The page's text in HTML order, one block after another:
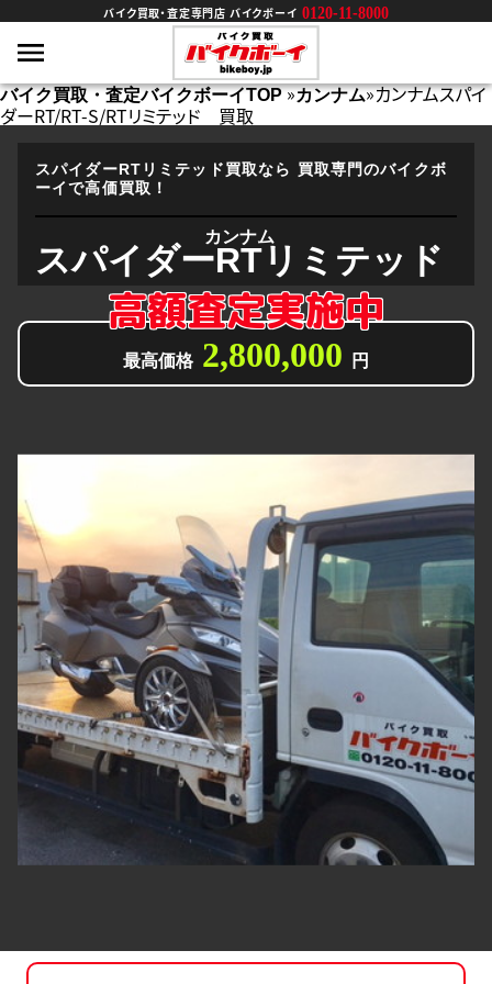
バイク買取・査定専門店 バイクボーイ 0120-11-8000
バイク買取・査定バイクボーイTOP»カンナム»カンナムスパイ
ダーRT/RT-S/RTリミテッド 買取
スパイダーRTリミテッド買取なら 買取専門のバイクボ
ーイで高価買取！
カンナム
スパイダーRTリミテッド
高額査定実施中
最高価格 2,800,000 円